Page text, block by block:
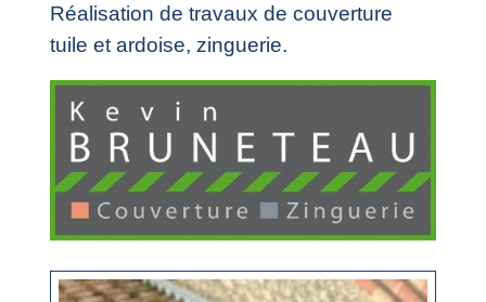
Réalisation de travaux de couverture
tuile et ardoise, zinguerie.